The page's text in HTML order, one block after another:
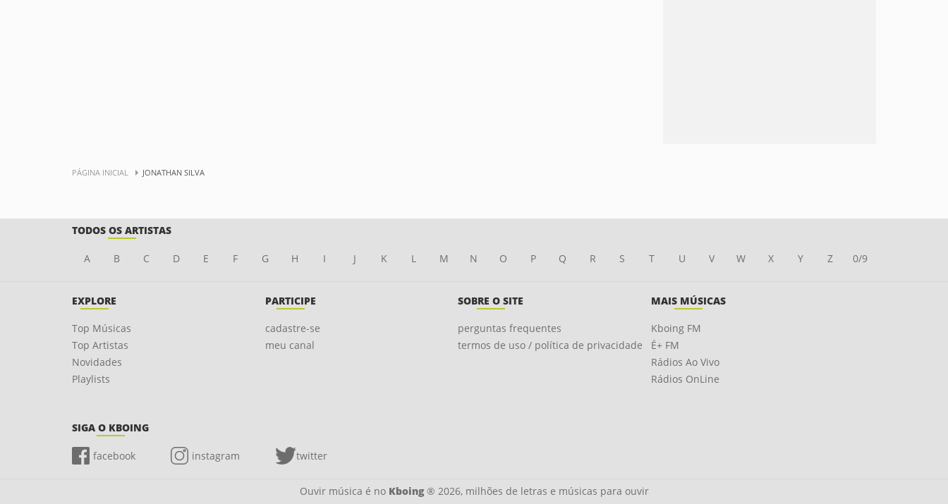
PÁGINA INICIAL JONATHAN SILVA
TODOS OS ARTISTAS
A B C D E F G H I J K L M N O P Q R S T U V W X Y Z 0/9
EXPLORE
Top Músicas
Top Artistas
Novidades
Playlists
PARTICIPE
cadastre-se
meu canal
SOBRE O SITE
perguntas frequentes
termos de uso / política de privacidade
MAIS MÚSICAS
Kboing FM
É+ FM
Rádios Ao Vivo
Rádios OnLine
SIGA O KBOING
facebook instagram twitter
Ouvir música é no Kboing® 2026, milhões de letras e músicas para ouvir